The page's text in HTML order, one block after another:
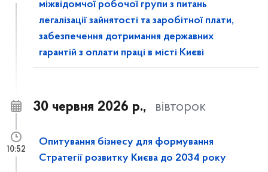
міжвідомчої робочої групи з питань
легалізації зайнятості та заробітної плати,
забезпечення дотримання державних
гарантій з оплати праці в місті Києві
30 червня 2026 р., вівторок
Опитування бізнесу для формування
Стратегії розвитку Києва до 2034 року
10:52